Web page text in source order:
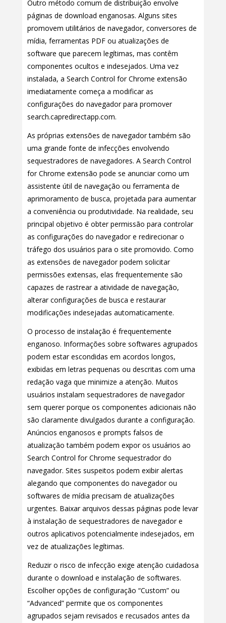
Outro método comum de distribuição envolve
páginas de download enganosas. Alguns sites
promovem utilitários de navegador, conversores de
mídia, ferramentas PDF ou atualizações de
software que parecem legítimas, mas contêm
componentes ocultos e indesejados. Uma vez
instalada, a Search Control for Chrome extensão
imediatamente começa a modificar as
configurações do navegador para promover
search.capredirectapp.com.
As próprias extensões de navegador também são
uma grande fonte de infecções envolvendo
sequestradores de navegadores. A Search Control
for Chrome extensão pode se anunciar como um
assistente útil de navegação ou ferramenta de
aprimoramento de busca, projetada para aumentar
a conveniência ou produtividade. Na realidade, seu
principal objetivo é obter permissão para controlar
as configurações do navegador e redirecionar o
tráfego dos usuários para o site promovido. Como
as extensões de navegador podem solicitar
permissões extensas, elas frequentemente são
capazes de rastrear a atividade de navegação,
alterar configurações de busca e restaurar
modificações indesejadas automaticamente.
O processo de instalação é frequentemente
enganoso. Informações sobre softwares agrupados
podem estar escondidas em acordos longos,
exibidas em letras pequenas ou descritas com uma
redação vaga que minimize a atenção. Muitos
usuários instalam sequestradores de navegador
sem querer porque os componentes adicionais não
são claramente divulgados durante a configuração.
Anúncios enganosos e prompts falsos de
atualização também podem expor os usuários ao
Search Control for Chrome sequestrador do
navegador. Sites suspeitos podem exibir alertas
alegando que componentes do navegador ou
softwares de mídia precisam de atualizações
urgentes. Baixar arquivos dessas páginas pode levar
à instalação de sequestradores de navegador e
outros aplicativos potencialmente indesejados, em
vez de atualizações legítimas.
Reduzir o risco de infecção exige atenção cuidadosa
durante o download e instalação de softwares.
Escolher opções de configuração “Custom” ou
“Advanced” permite que os componentes
agrupados sejam revisados e recusados antes da